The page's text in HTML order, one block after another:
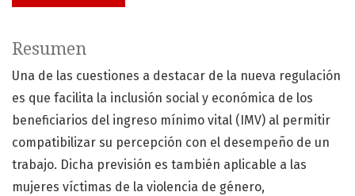
Resumen
Una de las cuestiones a destacar de la nueva regulación
es que facilita la inclusión social y económica de los
beneficiarios del ingreso mínimo vital (IMV) al permitir
compatibilizar su percepción con el desempeño de un
trabajo. Dicha previsión es también aplicable a las
mujeres víctimas de la violencia de género,